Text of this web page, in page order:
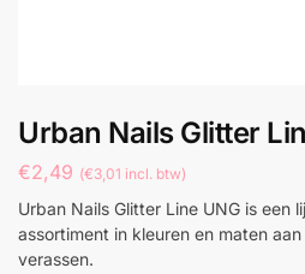
Urban Nails Glitter
€2,49 (€3,01 incl. btw)
Urban Nails Glitter Line UNG is een
assortiment in kleuren en maten
verassen.